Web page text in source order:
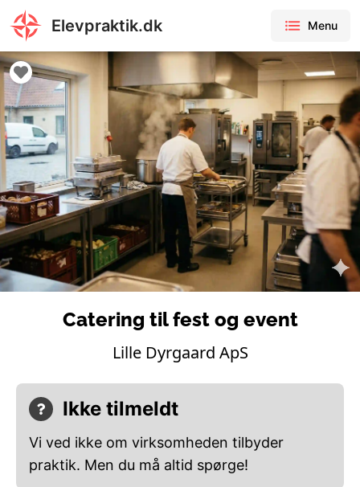
Elevpraktik.dk Menu
Catering til fest og event
Lille Dyrgaard ApS
Ikke tilmeldt
Vi ved ikke om virksomheden tilbyder
praktik. Men du må altid spørge!